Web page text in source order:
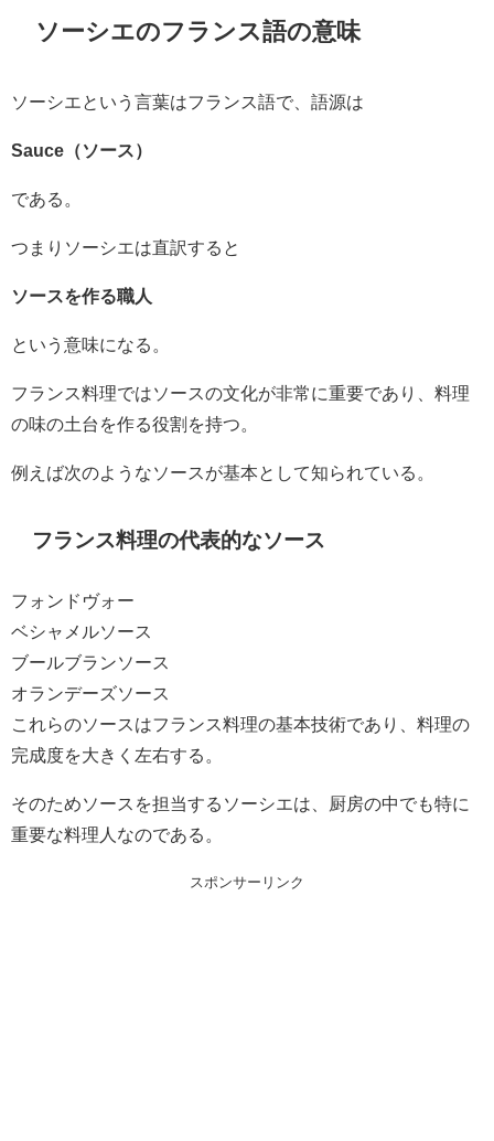
ソーシエのフランス語の意味
ソーシエという言葉はフランス語で、語源は
Sauce（ソース）
である。
つまりソーシエは直訳すると
ソースを作る職人
という意味になる。
フランス料理ではソースの文化が非常に重要であり、料理
の味の土台を作る役割を持つ。
例えば次のようなソースが基本として知られている。
フランス料理の代表的なソース
フォンドヴォー
ベシャメルソース
ブールブランソース
オランデーズソース
これらのソースはフランス料理の基本技術であり、料理の
完成度を大きく左右する。
そのためソースを担当するソーシエは、厨房の中でも特に
重要な料理人なのである。
スポンサーリンク